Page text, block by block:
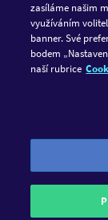
SLEDUJTE
GameTwist
zábavou.
„Twisty“.
vašeho
zasíláme našim
využíváním
banner. Své
bodem
naší rubrice